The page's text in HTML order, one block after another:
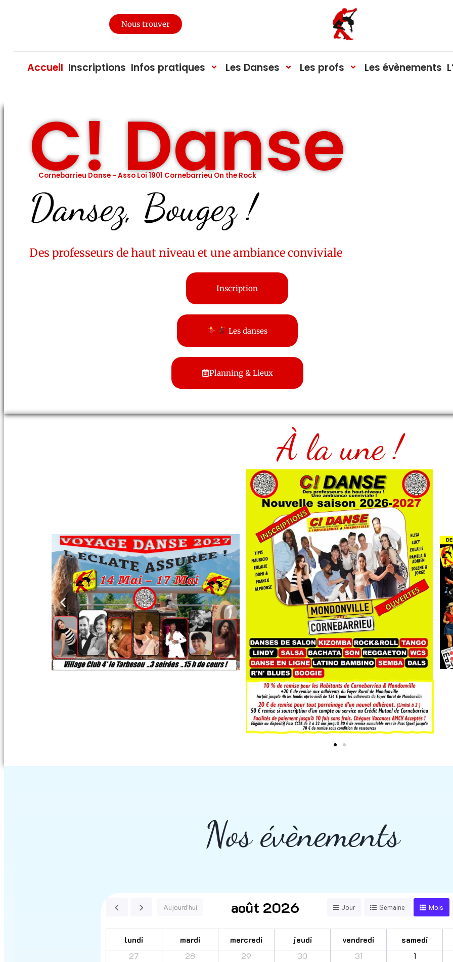
Nous trouver
Accueil Inscriptions Infos pratiques Les Danses Les profs Les évènements
C! Danse
Cornebarrieu Danse - Asso Loi 1901 Cornebarrieu On the Rock
Dansez, Bougez !
Des professeurs de haut niveau et une ambiance conviviale
Inscription
Les danses
Planning & Lieux
À la une !
Nos évènements
Aujourd'hui août 2026 Jour Semaine Mois
lundi mardi mercredi jeudi vendredi samedi
27
28 29 30 31 1